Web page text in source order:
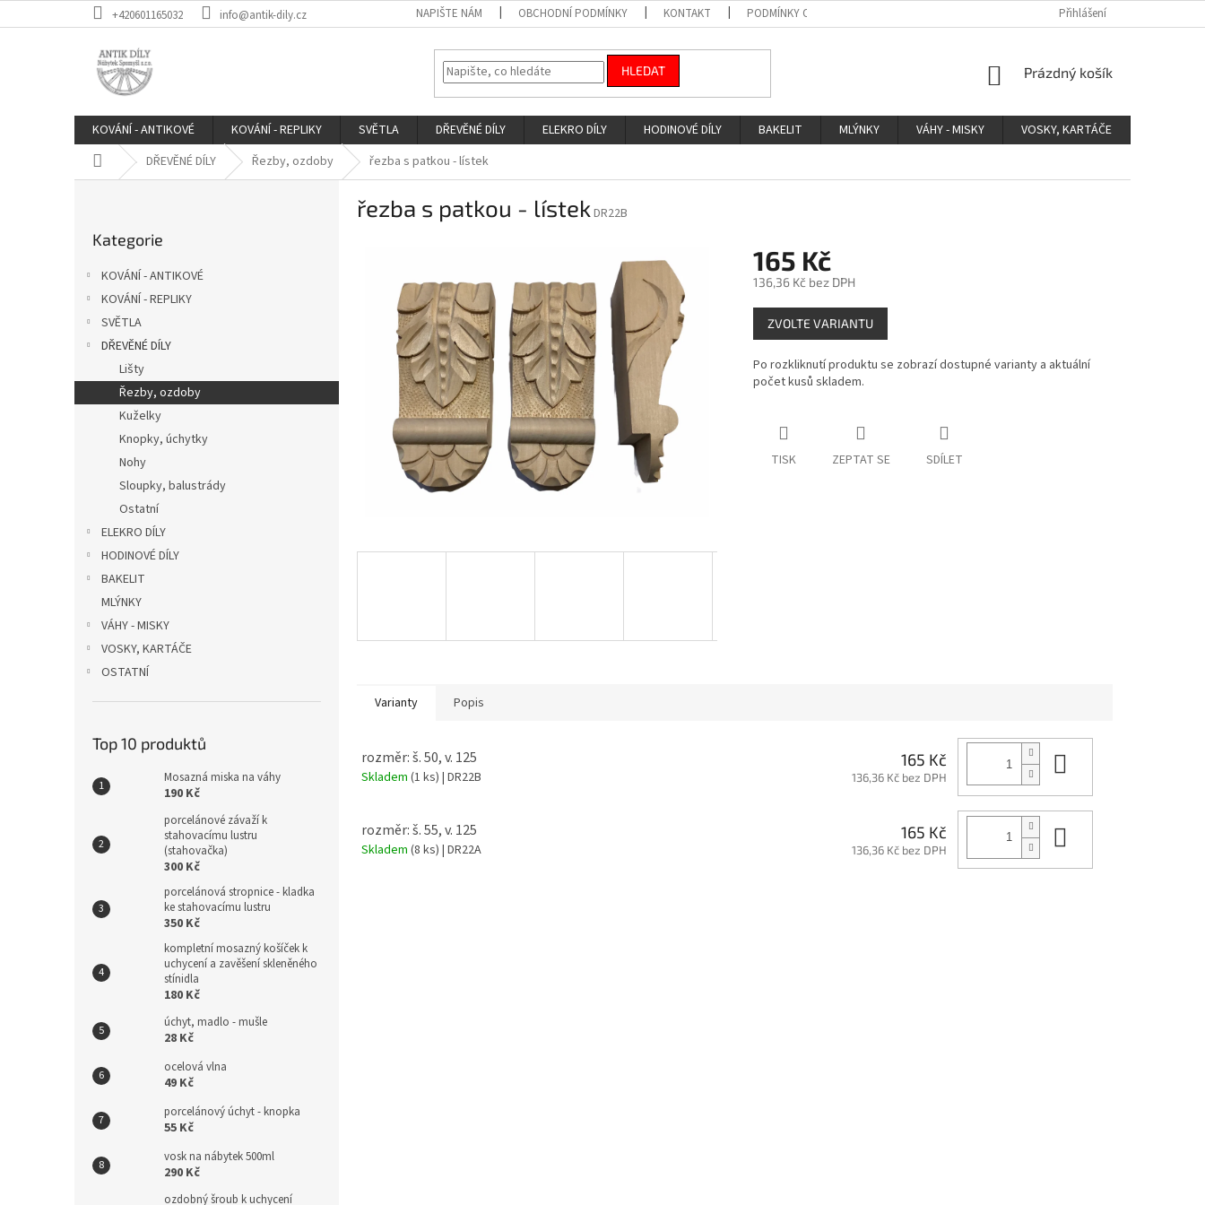
na
+420601165032 info@antik-dily.cz NAPIŠTE NÁM OBCHODNÍ PODMÍNKY KONTAKT PODMÍNKY OCHRANY OSOBNÍCH ÚDAJŮ Přihlášení
HLEDAT
NÁKUPNÍ
Prázdný košík
KOVÁNÍ - ANTIKOVÉ KOVÁNÍ - REPLIKY SVĚTLA DŘEVĚNÉ DÍLY ELEKRO DÍLY HODINOVÉ DÍLY BAKELIT MLÝNKY VÁHY - MISKY VOSKY, KARTÁČE
Domů DŘEVĚNÉ DÍLY Řezby, ozdoby řezba s patkou - lístek
a
n
kategorie
Kategorie
KOVÁNÍ - ANTIKOVÉ
KOVÁNÍ - REPLIKY
SVĚTLA
DŘEVĚNÉ DÍLY
Lišty
Řezby, ozdoby
Kuželky
Knopky, úchytky
Nohy
Sloupky, balustrády
Ostatní
ELEKRO DÍLY
HODINOVÉ DÍLY
BAKELIT
MLÝNKY
VÁHY - MISKY
VOSKY, KARTÁČE
OSTATNÍ
Top 10 produktů
Mosazná miska na váhy
190 Kč
porcelánové závaží k
stahovacímu lustru
(stahovačka)
300 Kč
porcelánová stropnice - kladka
ke stahovacímu lustru
350 Kč
kompletní mosazný košíček k
uchycení a zavěšení skleněného
stínidla
180 Kč
úchyt, madlo - mušle
28 Kč
ocelová vlna
49 Kč
porcelánový úchyt - knopka
55 Kč
vosk na nábytek 500ml
290 Kč
ozdobný šroub k uchycení
řezba s patkou - lístek DR22B
165 Kč
136,36 Kč bez DPH
Měrná
cena:
ZVOLTE VARIANTU
Po rozkliknutí produktu se zobrazí dostupné varianty a aktuální
počet kusů skladem.
TISK ZEPTAT SE SDÍLET
Varianty Popis
rozměr: š. 50, v. 125
Skladem (1 ks) | DR22B
165 Kč
136,36 Kč bez DPH
rozměr: š. 55, v. 125
Skladem (8 ks) | DR22A
165 Kč
136,36 Kč bez DPH